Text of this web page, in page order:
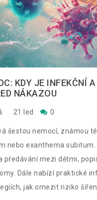
KDY JE INFEKČNÍ
NÁKAZOU
21 led 0
šestou nemocí, známou
nebo exanthema subitum.
předávání mezi dětmi,
Dále nabízí praktické
jak omezit riziko